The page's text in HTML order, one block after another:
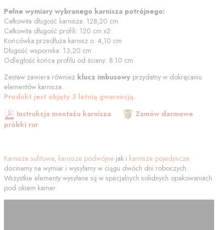
Pełne wymiary wybranego karnisza potrójnego:
Całkowita długość karnisza: 128,20 cm
Całkowita długość profili: 120 cm x2
Końcówka przedłuża karnisz o: 4,10 cm
Długość wspornika: 13,20 cm
Odległość końca profilu od ściany: 8.10 cm
Zestaw zawiera również klucz imbusowy przydatny w dokręcaniu
elementów karnisza.
Produkt jest objęty 3 letnią gwarancją.
Instrukcja montażu karnisza
Zamów darmowe
próbki rur
Karnisze sufitowe, karnisze podwójne jak i karnisze pojedyncze
docinamy na wymiar i wysyłamy w ciągu dwóch dni roboczych.
Wszystkie elementy wysyłane są w specjalnych solidnych opakowaniach
pod okiem kamer.